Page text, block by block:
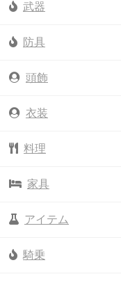
武器
防具
頭飾
衣装
料理
家具
アイテム
騎乗